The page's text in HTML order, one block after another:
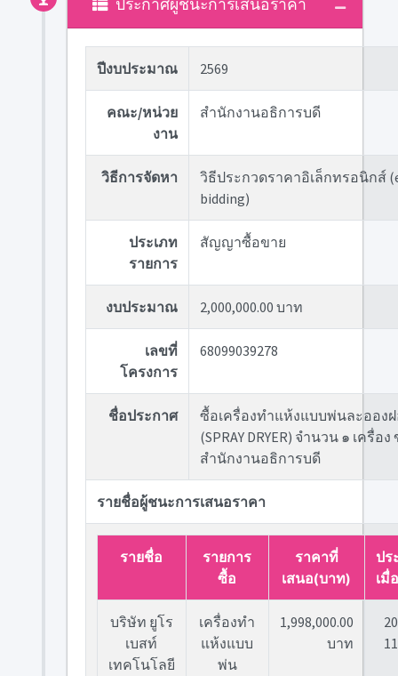
ประกาศผู้ชนะการเสนอราคา
ปีงบประมาณ 2569
คณะ/หน่วย
งาน
สำนักงานอธิการบดี
วิธีการจัดหา
วิธีประกวดราคาอิเล็กทรอนิกส์
bidding)
ประเภท
รายการ
สัญญาซื้อขาย
งบประมาณ 2,000,000.00 บาท
เลขที่
โครงการ
68099039278
ชื่อประกาศ
ซื้อเครื่องทำแห้งแบบพ่นละออง
(SPRAY DRYER) จำนวน ๑ เครื่อง
สำนักงานอธิการบดี
รายชื่อผู้ชนะการเสนอราคา
รายชื่อ
รายการ
ซื้อ
ราคาที่
เสนอ(บาท)
ปร
เมื่
บริษัท ยูโร
เบสท์
เทคโนโลยี
เครื่องทำ
แห้งแบบ
พ่น
1,998,000.00
บาท